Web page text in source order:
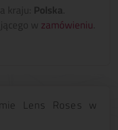
kraju: Polska
wzamówieniu
Lens Roses w